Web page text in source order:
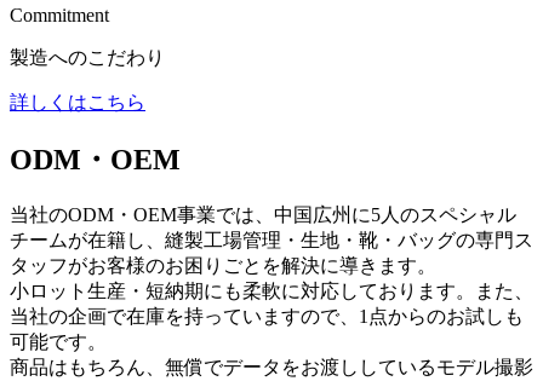
Commitment
製造へのこだわり
詳しくはこちら
ODM・OEM
当社のODM・OEM事業では、中国広州に5人のスペシャル
チームが在籍し、縫製工場管理・生地・靴・バッグの専門ス
タッフがお客様のお困りごとを解決に導きます。
小ロット生産・短納期にも柔軟に対応しております。また、
当社の企画で在庫を持っていますので、1点からのお試しも
可能です。
商品はもちろん、無償でデータをお渡ししているモデル撮影